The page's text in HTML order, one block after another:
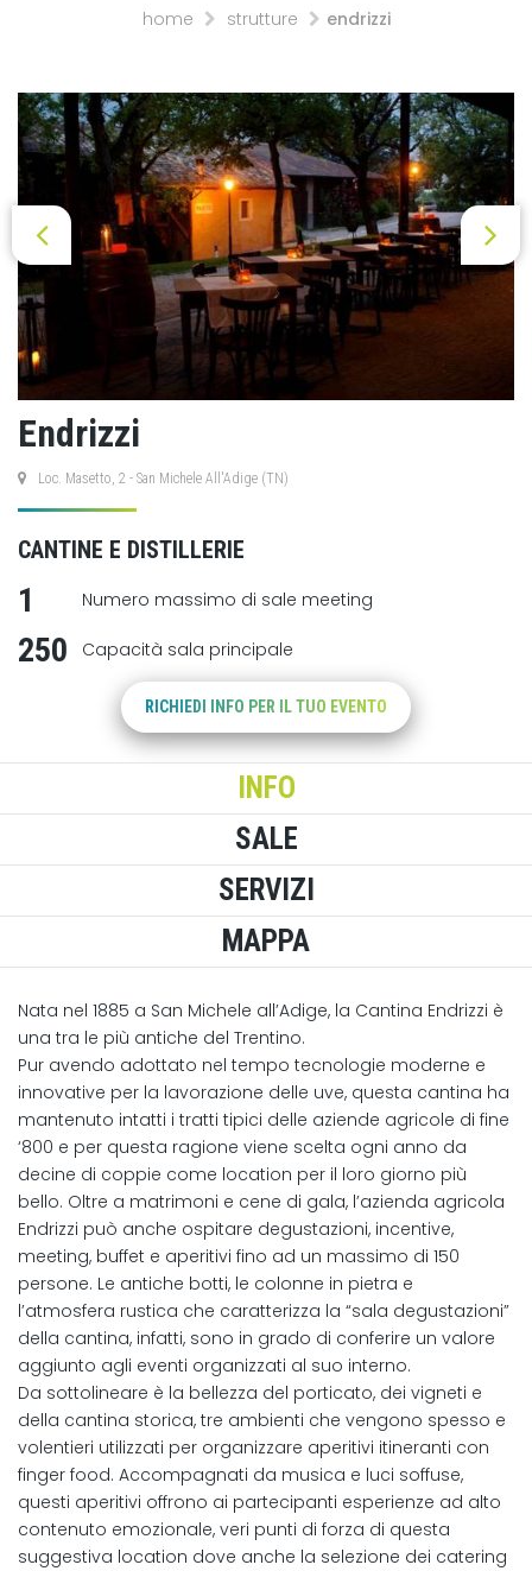
home strutture endrizzi
Endrizzi
Loc. Masetto, 2 - San Michele All'Adige (TN)
CANTINE E DISTILLERIE
1 Numero massimo di sale meeting
250 Capacità sala principale
RICHIEDI INFO PER IL TUO EVENTO
INFO
SALE
SERVIZI
MAPPA
Nata nel 1885 a San Michele all’Adige, la Cantina Endrizzi è
una tra le più antiche del Trentino.
Pur avendo adottato nel tempo tecnologie moderne e
innovative per la lavorazione delle uve, questa cantina ha
mantenuto intatti i tratti tipici delle aziende agricole di fine
‘800 e per questa ragione viene scelta ogni anno da
decine di coppie come location per il loro giorno più
bello. Oltre a matrimoni e cene di gala, l’azienda agricola
Endrizzi può anche ospitare degustazioni, incentive,
meeting, buffet e aperitivi fino ad un massimo di 150
persone. Le antiche botti, le colonne in pietra e
l’atmosfera rustica che caratterizza la “sala degustazioni”
della cantina, infatti, sono in grado di conferire un valore
aggiunto agli eventi organizzati al suo interno.
Da sottolineare è la bellezza del porticato, dei vigneti e
della cantina storica, tre ambienti che vengono spesso e
volentieri utilizzati per organizzare aperitivi itineranti con
finger food. Accompagnati da musica e luci soffuse,
questi aperitivi offrono ai partecipanti esperienze ad alto
contenuto emozionale, veri punti di forza di questa
suggestiva location dove anche la selezione dei catering